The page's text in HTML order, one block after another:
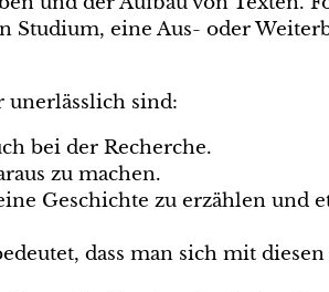
Studium, eine Aus- oder
unerlässlich sind:
bei der Recherche.
zu machen.
Geschichte zu erzählen und
dass man sich mit